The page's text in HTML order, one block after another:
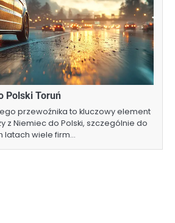
Polski Toruń
przewoźnika to kluczowy element
z Niemiec do Polski, szczególnie do
latach wiele firm…